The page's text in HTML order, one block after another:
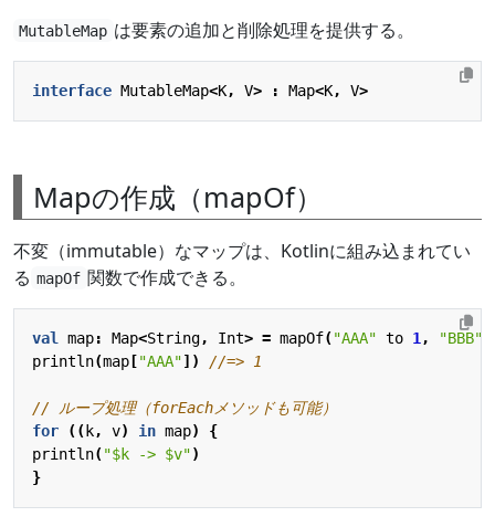
MutableMap は要素の追加と削除処理を提供する。
interface MutableMap<K, V> : Map<K, V>
Mapの作成（mapOf）
不変（immutable）なマップは、Kotlinに組み込まれてい
る mapOf 関数で作成できる。
val map: Map<String, Int> = mapOf("AAA" to 1 , "BBB"
println(map ["AAA"])
for
(( k, v) in map)
{
println("$k -> $v")
}